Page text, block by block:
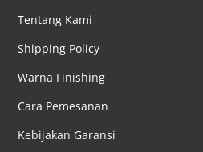
Tentang Kami
Shipping Policy
Warna Finishing
Cara Pemesanan
Kebijakan Garansi